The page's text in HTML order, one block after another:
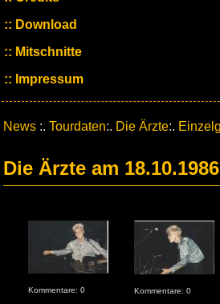
Download
Mitschnitte
Impressum
News :. Tourdaten:. Die Ärzte:.
Die Ärzte am
Kommentare: 0 Kommentare: 0